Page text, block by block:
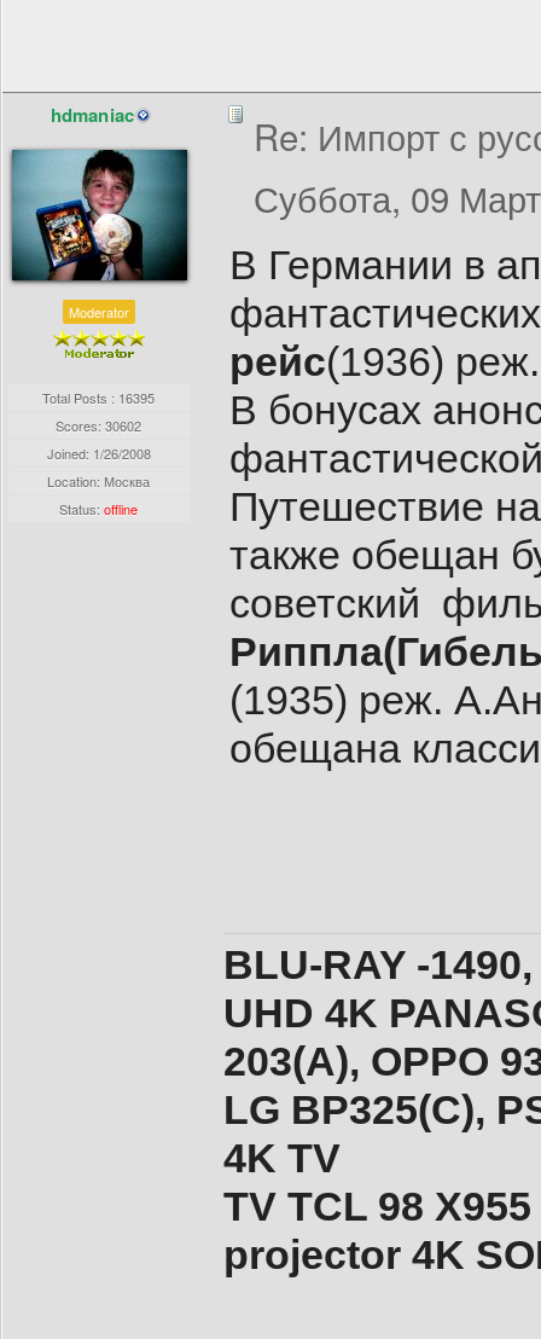
hdmaniac
Moderator
Total Posts : 16395
Scores: 30602
Joined: 1/26/2008
Location: Москва
Status:offline
Re: Импорт с
Суббота, 09
В Германии в
рейс(1936)
В бонусах
Путешествие
также обещан
советский
(1935) реж.
обещана
BLU-RAY -
UHD 4K
203(A), ОPPO
LG BP325(C),
4K TV
TV TCL 98 X955
projector 4K